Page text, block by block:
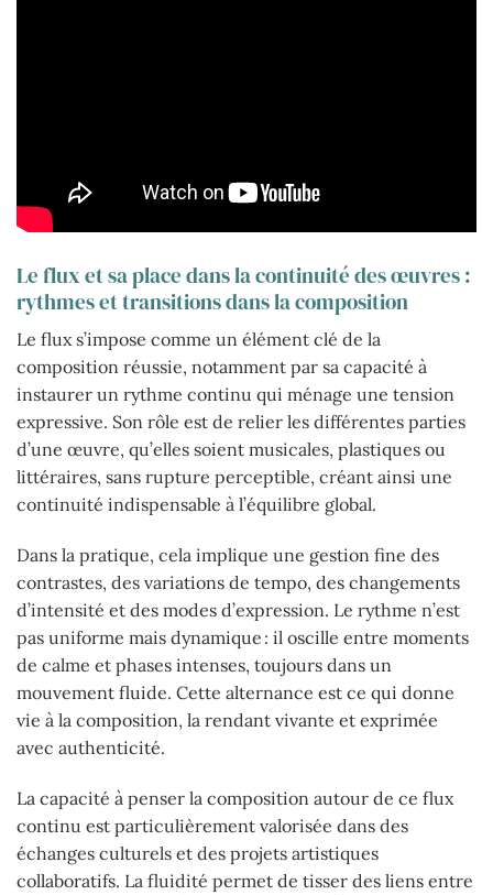
Le flux et sa place dans la continuité des œuvres :
rythmes et transitions dans la composition
Le flux s’impose comme un élément clé de la
composition réussie, notamment par sa capacité à
instaurer un rythme continu qui ménage une tension
expressive. Son rôle est de relier les différentes parties
d’une œuvre, qu’elles soient musicales, plastiques ou
littéraires, sans rupture perceptible, créant ainsi une
continuité indispensable à l’équilibre global.
Dans la pratique, cela implique une gestion fine des
contrastes, des variations de tempo, des changements
d’intensité et des modes d’expression. Le rythme n’est
pas uniforme mais dynamique : il oscille entre moments
de calme et phases intenses, toujours dans un
mouvement fluide. Cette alternance est ce qui donne
vie à la composition, la rendant vivante et exprimée
avec authenticité.
La capacité à penser la composition autour de ce flux
continu est particulièrement valorisée dans des
échanges culturels et des projets artistiques
collaboratifs. La fluidité permet de tisser des liens entre